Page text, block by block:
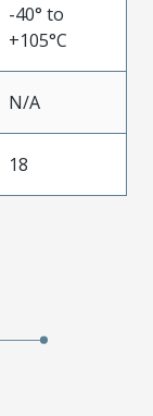
-40° to
+105°C
N/A
18